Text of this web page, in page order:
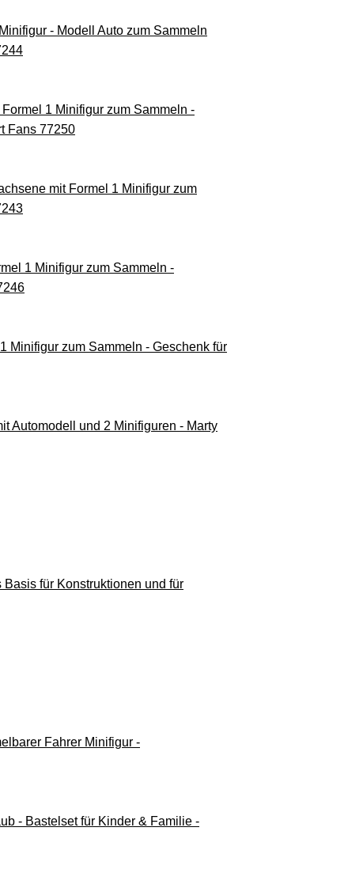
- Modell Auto zum Sammeln
1 Minifigur zum Sammeln -
Fans 77250
mit Formel 1 Minifigur zum
1 Minifigur zum Sammeln -
Minifigur zum Sammeln - Geschenk für
Automodell und 2 Minifiguren - Marty
für Konstruktionen und für
Fahrer Minifigur -
- Bastelset für Kinder & Familie -